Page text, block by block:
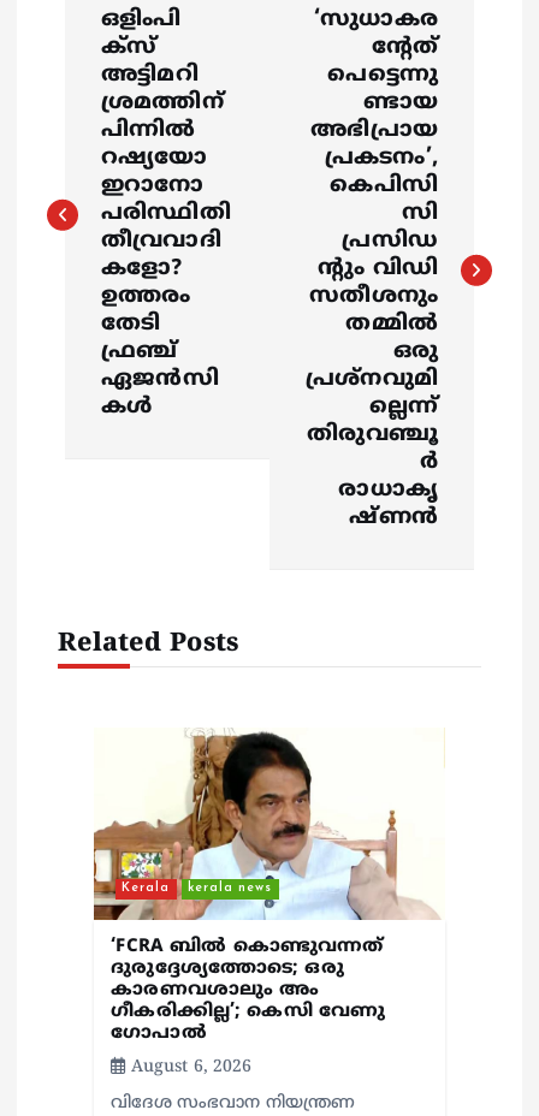
n
ഒളിംപി
ക്സ്
അട്ടിമറി
ശ്രമത്തിന്
പിന്നിൽ
റഷ്യയോ
ഇറാനോ
പരിസ്ഥിതി
തീവ്രവാദി
കളോ?
ഉത്തരം
തേടി
ഫ്രഞ്ച്
ഏജൻസി
കൾ
‘സുധാകര
ന്റേത്
പെട്ടെന്നു
ണ്ടായ
അഭിപ്രായ
പ്രകടനം’,
കെപിസി
സി
പ്രസിഡ
ന്റും വിഡി
സതീശനും
തമ്മില്‍
ഒരു
പ്രശ്‌നവുമി
ല്ലെന്ന്
തിരുവഞ്ചൂ
ര്‍
രാധാകൃ
ഷ്ണന്‍
Related Posts
Kerala kerala news
‘FCRA ബിൽ കൊണ്ടുവന്നത്
ദുരുദ്ദേശ്യത്തോടെ; ഒരു
കാരണവശാലും അം​
ഗീകരിക്കില്ല’; കെസി വേണു​
ഗോപാൽ
August 6, 2026
വിദേശ സംഭവാന നിയന്ത്രണ